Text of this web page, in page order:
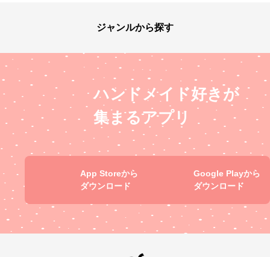
ジャンルから探す
ハンドメイド好きが
集まるアプリ
App Storeから
ダウンロード
Google Playから
ダウンロード